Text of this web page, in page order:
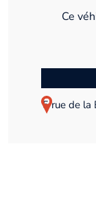
Ce
5 rue de la